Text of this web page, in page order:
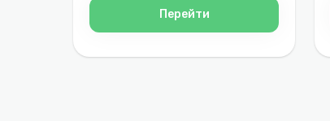
Перейти